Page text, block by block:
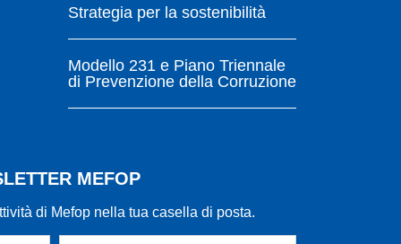
Strategia per la sostenibilità
Modello 231 e Piano Triennale
di Prevenzione della Corruzione
MEFOP
di Mefop nella tua casella di posta.